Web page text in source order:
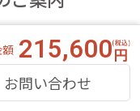
215,600
お問い合わせ